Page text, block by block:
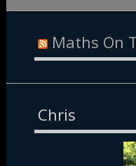
Maths On
Chris